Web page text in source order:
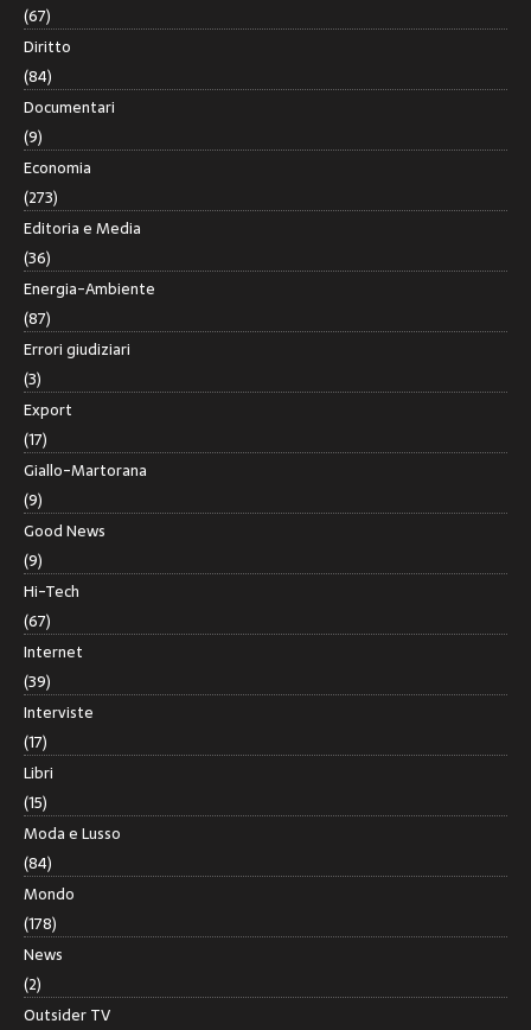
(67)
Diritto
(84)
Documentari
(9)
Economia
(273)
Editoria e Media
(36)
Energia-Ambiente
(87)
Errori giudiziari
(3)
Export
(17)
Giallo-Martorana
(9)
Good News
(9)
Hi-Tech
(67)
Internet
(39)
Interviste
(17)
Libri
(15)
Moda e Lusso
(84)
Mondo
(178)
News
(2)
Outsider TV